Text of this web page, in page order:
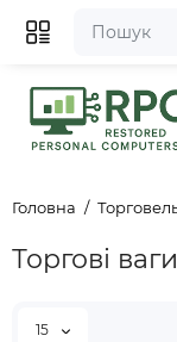
Головна
Торгові ваги
15